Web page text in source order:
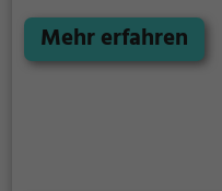
eine vielfältige
bei denen für jeden
Mehr erfahren